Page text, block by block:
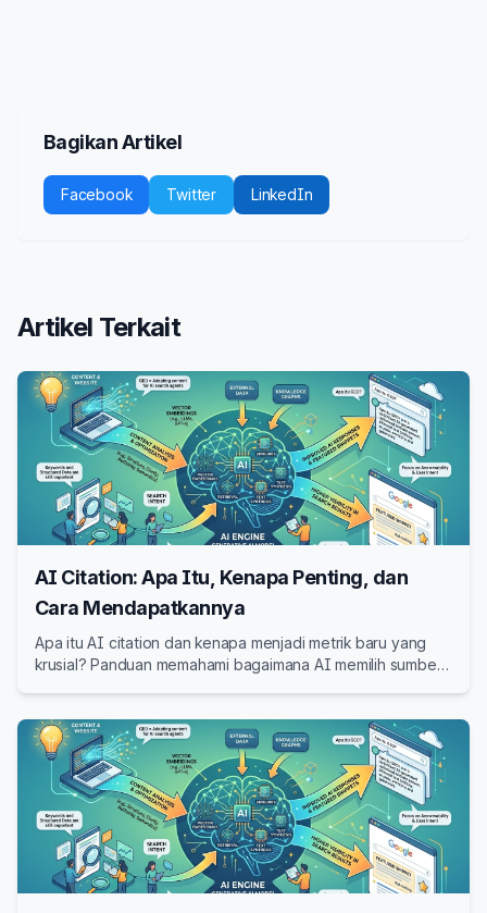
Bagikan Artikel
Facebook Twitter LinkedIn
Artikel Terkait
AI Citation: Apa Itu, Kenapa Penting, dan
Cara Mendapatkannya
Apa itu AI citation dan kenapa menjadi metrik baru yang
krusial? Panduan memahami bagaimana AI memilih sumber